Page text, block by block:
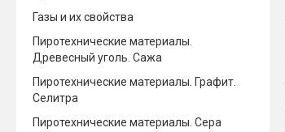
Газы и их свойства
Пиротехнические материалы.
Древесный уголь. Сажа
Пиротехнические материалы. Графит.
Селитра
Пиротехнические материалы. Сера